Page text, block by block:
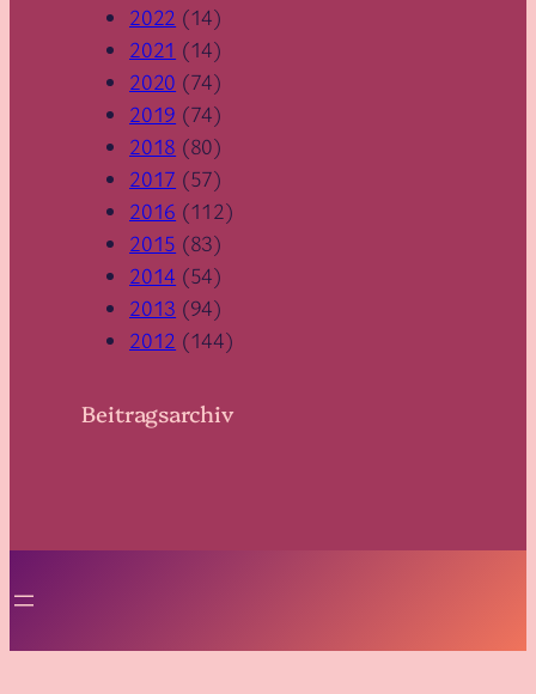
Beitragsarchiv
2022 (14)
2021 (14)
2020 (74)
2019 (74)
2018 (80)
2017 (57)
2016 (112)
2015 (83)
2014 (54)
2013 (94)
2012 (144)